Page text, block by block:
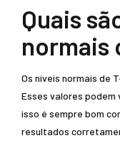
Quais
normais
Os níveis normais de
Esses valores
isso é sempre bom
resultados